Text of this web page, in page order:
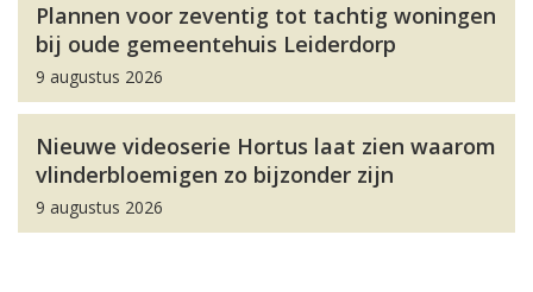
Plannen voor zeventig tot tachtig woningen
bij oude gemeentehuis Leiderdorp
9 augustus 2026
Nieuwe videoserie Hortus laat zien waarom
vlinderbloemigen zo bijzonder zijn
9 augustus 2026